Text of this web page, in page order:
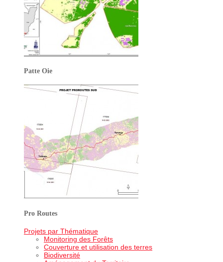
Patte Oie
Pro Routes
Projets par Thématique
Monitoring des Forêts
Couverture et utilisation des terres
Biodiversité